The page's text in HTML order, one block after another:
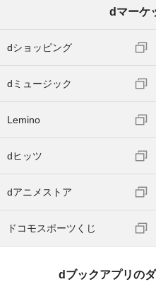
dマーケ
dショッピング
dミュージック
Lemino
dヒッツ
dアニメストア
ドコモスポーツくじ
dブックアプリの